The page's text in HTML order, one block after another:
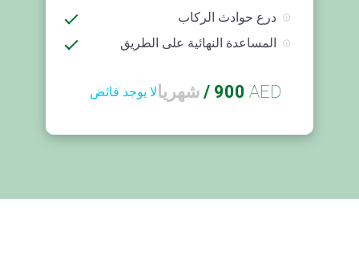
درع حوادث الركاب
المساعدة النهائية على الطريق
AED
900
/ شهريالا يوجد فائض